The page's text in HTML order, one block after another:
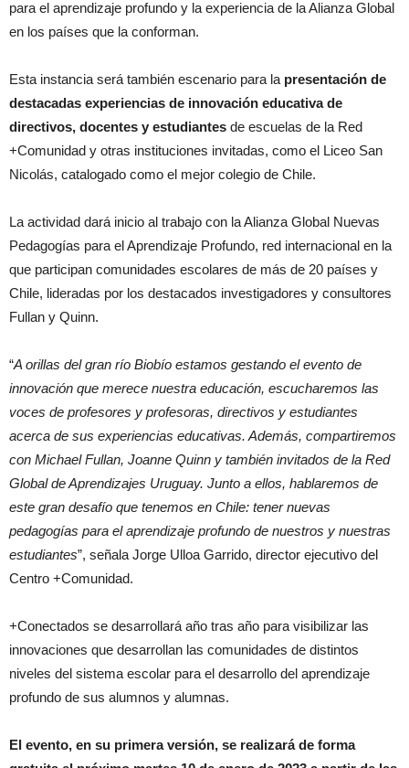
para el aprendizaje profundo y la experiencia de la Alianza Global
en los países que la conforman.
Esta instancia será también escenario para la presentación de
destacadas experiencias de innovación educativa de
directivos, docentes y estudiantes de escuelas de la Red
+Comunidad y otras instituciones invitadas, como el Liceo San
Nicolás, catalogado como el mejor colegio de Chile.
La actividad dará inicio al trabajo con la Alianza Global Nuevas
Pedagogías para el Aprendizaje Profundo, red internacional en la
que participan comunidades escolares de más de 20 países y
Chile, lideradas por los destacados investigadores y consultores
Fullan y Quinn.
“A orillas del gran río Biobío estamos gestando el evento de
innovación que merece nuestra educación, escucharemos las
voces de profesores y profesoras, directivos y estudiantes
acerca de sus experiencias educativas. Además, compartiremos
con Michael Fullan, Joanne Quinn y también invitados de la Red
Global de Aprendizajes Uruguay. Junto a ellos, hablaremos de
este gran desafío que tenemos en Chile: tener nuevas
pedagogías para el aprendizaje profundo de nuestros y nuestras
estudiantes”, señala Jorge Ulloa Garrido, director ejecutivo del
Centro +Comunidad.
+Conectados se desarrollará año tras año para visibilizar las
innovaciones que desarrollan las comunidades de distintos
niveles del sistema escolar para el desarrollo del aprendizaje
profundo de sus alumnos y alumnas.
El evento, en su primera versión, se realizará de forma